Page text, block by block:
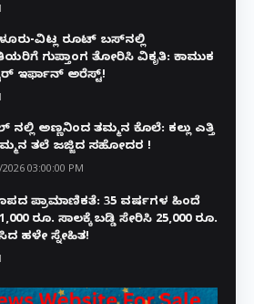
ವಿಟ್ಲ ರೂಟ್ ಬಸ್‌ನಲ್ಲಿ
ಗುಪ್ತಾಂಗ ತೋರಿಸಿ ವಿಕೃತಿ: ಕಾಮುಕ
ಇರ್ಫಾನ್ ಅರೆಸ್ಟ್!
ನಲ್ಲಿ ಅಣ್ಣನಿಂದ ತಮ್ಮನ ಕೊಲೆ: ಕಲ್ಲು ಎತ್ತಿ
ತಲೆ ಜಜ್ಜಿದ ಸಹೋದರ !
03:00:00 PM
ಪ್ರಾಮಾಣಿಕತೆ: 35 ವರ್ಷಗಳ ಹಿಂದೆ
ರೂ. ಸಾಲಕ್ಕೆ ಬಡ್ಡಿ ಸೇರಿಸಿ 25,000 ರೂ.
ಹಳೇ ಸ್ನೇಹಿತ!